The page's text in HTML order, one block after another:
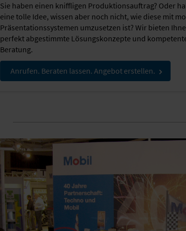
Sie haben einen kniffligen Produktionsauftrag? Oder
eine tolle Idee, wissen aber noch nicht, wie diese mit
Präsentationssystemen umzusetzen ist? Wir bieten
perfekt abgestimmte Lösungskonzepte und
Beratung.
Anrufen. Beraten lassen. Angebot erstellen.